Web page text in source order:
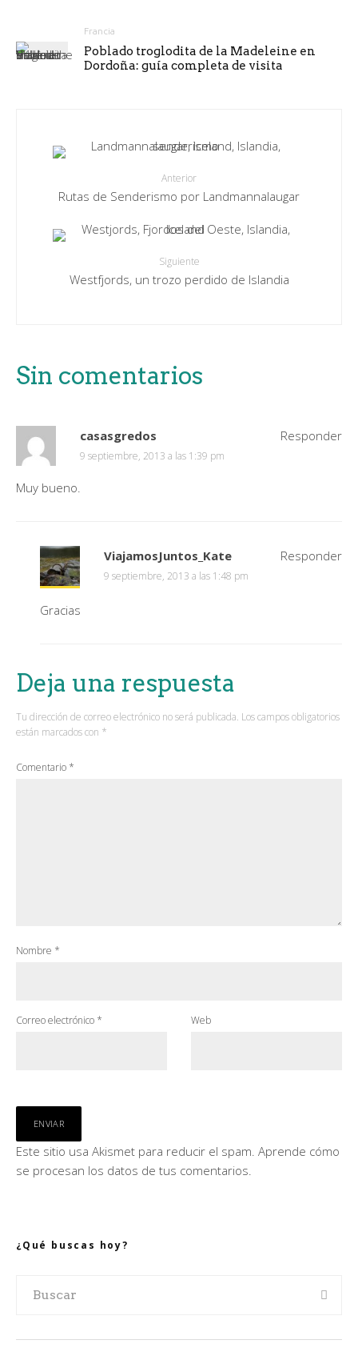
Francia
Poblado troglodita de la Madeleine en
Dordoña: guía completa de visita
Anterior
Rutas de Senderismo por Landmannalaugar
Siguiente
Westfjords, un trozo perdido de Islandia
Sin comentarios
casasgredos
9 septiembre, 2013 a las 1:39 pm
Muy bueno.
Responder
ViajamosJuntos_Kate
9 septiembre, 2013 a las 1:48 pm
Gracias
Responder
Deja una respuesta
Tu dirección de correo electrónico no será publicada. Los campos obligatorios
están marcados con *
Comentario *
Nombre *
Correo electrónico * Web
Este sitio usa Akismet para reducir el spam. Aprende cómo
se procesan los datos de tus comentarios.
¿Qué buscas hoy?